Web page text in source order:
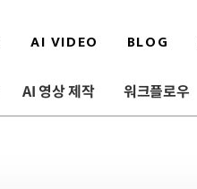
AI VIDEO BLOG
AI 영상 제작 워크플로우